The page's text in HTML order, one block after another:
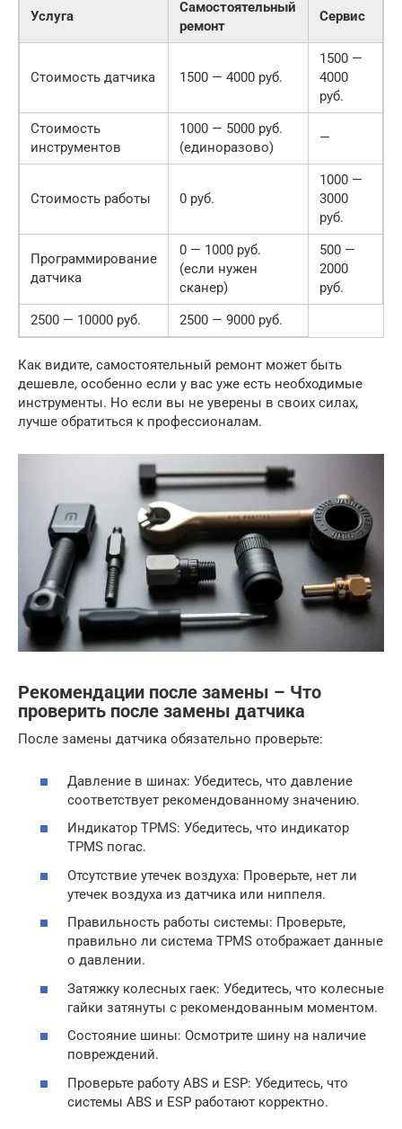
Услуга
Самостоятельный
ремонт
Сервис
Стоимость датчика 1500 — 4000 руб.
1500 —
4000
руб.
Стоимость
инструментов
1000 — 5000 руб.
(единоразово)
—
Стоимость работы 0 руб.
1000 —
3000
руб.
Программирование
датчика
0 — 1000 руб.
(если нужен
сканер)
500 —
2000
руб.
2500 — 10000 руб.
2500 — 9000 руб.
Как видите, самостоятельный ремонт может быть
дешевле, особенно если у вас уже есть необходимые
инструменты. Но если вы не уверены в своих силах,
лучше обратиться к профессионалам.
Рекомендации после замены – Что
проверить после замены датчика
После замены датчика обязательно проверьте:
Давление в шинах: Убедитесь, что давление
соответствует рекомендованному значению.
Индикатор TPMS: Убедитесь, что индикатор
TPMS погас.
Отсутствие утечек воздуха: Проверьте, нет ли
утечек воздуха из датчика или ниппеля.
Правильность работы системы: Проверьте,
правильно ли система TPMS отображает данные
о давлении.
Затяжку колесных гаек: Убедитесь, что колесные
гайки затянуты с рекомендованным моментом.
Состояние шины: Осмотрите шину на наличие
повреждений.
Проверьте работу ABS и ESP: Убедитесь, что
системы ABS и ESP работают корректно.